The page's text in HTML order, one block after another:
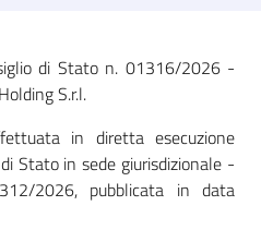
di Stato n. 01316/2026 -
S.r.l.
in diretta esecuzione
Stato in sede giurisdizionale -
2026, pubblicata in data